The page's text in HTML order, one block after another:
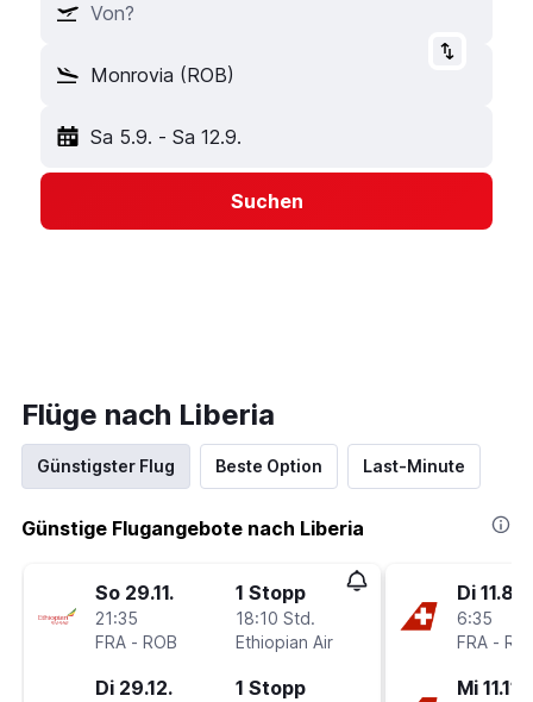
Von?
Monrovia (ROB)
Sa 5.9. - Sa 12.9.
Suchen
Flüge nach Liberia
Günstigster Flug Beste Option Last-Minute
Günstige Flugangebote nach Liberia
So 29.11.
21:35
FRA - ROB
1 Stopp
18:10 Std.
Ethiopian Air
Di 29.12. 1 Stopp
Di 11.8.
6:35
FRA -
Mi 11.11.